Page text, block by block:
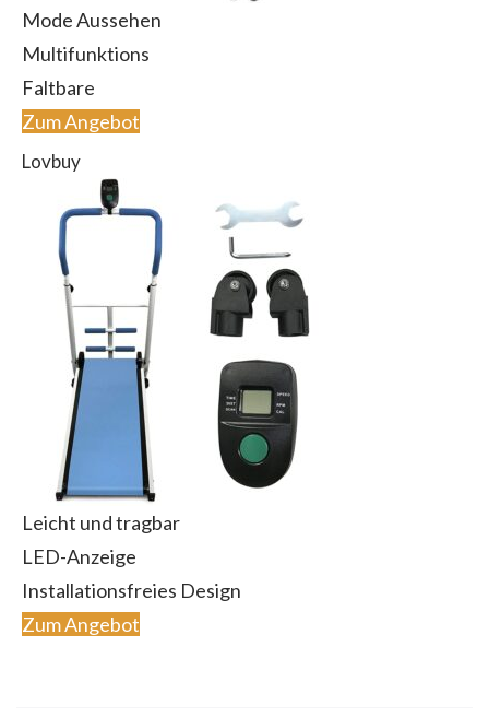
Mode Aussehen
Multifunktions
Faltbare
Zum Angebot
Lovbuy
Leicht und tragbar
LED-Anzeige
Installationsfreies Design
Zum Angebot